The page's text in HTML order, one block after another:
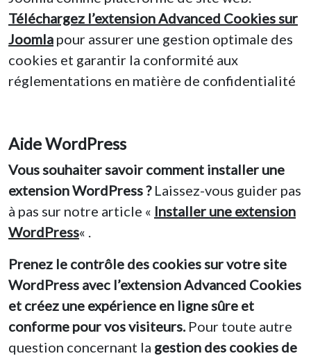
Téléchargez l’extension Advanced Cookies sur
Joomla pour assurer une gestion optimale des
cookies et garantir la conformité aux
réglementations en matière de confidentialité
Aide WordPress
Vous souhaiter savoir comment installer une
extension WordPress ?Laissez-vous guider pas
à pas sur notre article « Installer une extension
WordPress« .
Prenez le contrôle des cookies sur votre site
WordPress avec l’extension Advanced Cookies
et créez une expérience en ligne sûre et
conforme pour vos visiteurs. Pour toute autre
question concernant la gestion des cookies de